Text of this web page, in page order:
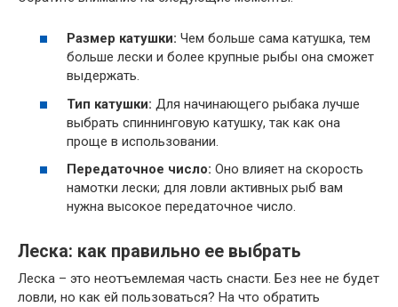
Размер катушки: Чем больше сама катушка, тем
больше лески и более крупные рыбы она сможет
выдержать.
Тип катушки: Для начинающего рыбака лучше
выбрать спиннинговую катушку, так как она
проще в использовании.
Передаточное число: Оно влияет на скорость
намотки лески; для ловли активных рыб вам
нужна высокое передаточное число.
Леска: как правильно ее выбрать
Леска – это неотъемлемая часть снасти. Без нее не будет
ловли, но как ей пользоваться? На что обратить